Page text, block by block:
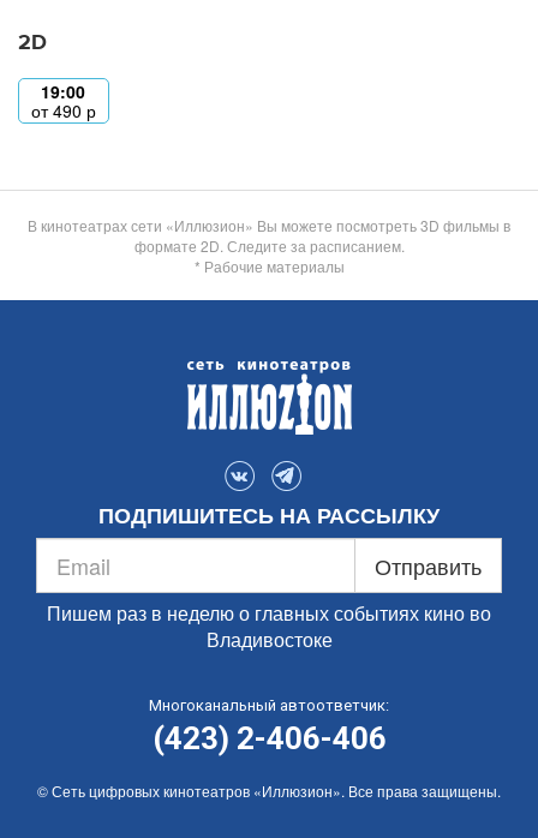
2D
19:00
от490 р
В кинотеатрах сети «Иллюзион» Вы можете посмотреть 3D фильмы в
формате 2D. Следите за расписанием.
* Рабочие материалы
ПОДПИШИТЕСЬ НА РАССЫЛКУ
Отправить
Пишем раз в неделю о главных событиях кино во
Владивостоке
Многоканальный автоответчик:
(423) 2-406-406
© Сеть цифровых кинотеатров «Иллюзион». Все права защищены.